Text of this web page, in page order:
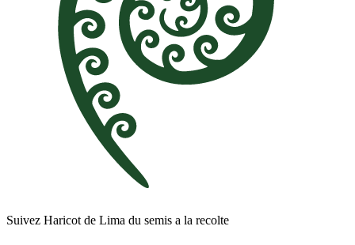
Suivez Haricot de Lima du semis a la recolte